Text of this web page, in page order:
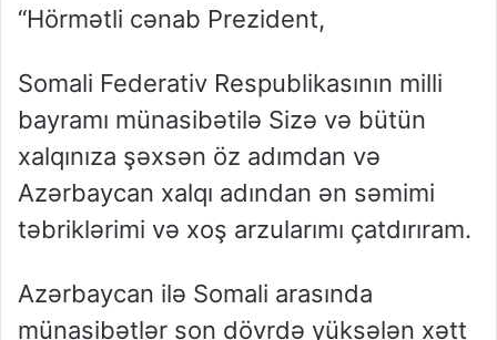
“Hörmətli cənab Prezident,
Somali Federativ Respublikasının milli
bayramı münasibətilə Sizə və bütün
xalqınıza şəxsən öz adımdan və
Azərbaycan xalqı adından ən səmimi
təbriklərimi və xoş arzularımı çatdırıram.
Azərbaycan ilə Somali arasında
münasibətlər son dövrdə yüksələn xətt